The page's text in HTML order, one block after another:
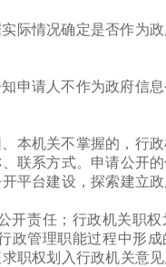
际情况确定是否作为
申请人不作为政府信
本机关不掌握的，行
联系方式。申请公开
平台建设，探索建立
开责任；行政机关职
政管理职能过程中形
职权划入行政机关意见